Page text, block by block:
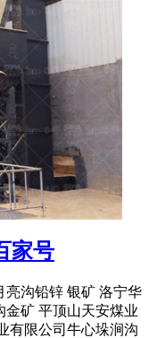
家号
亮沟铅锌 银矿 洛宁华
金矿 平顶山天安煤业
有限公司牛心垛涧沟